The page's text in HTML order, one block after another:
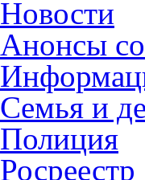
Новости
Анонсы
Семья и
Полиция
Росреестр